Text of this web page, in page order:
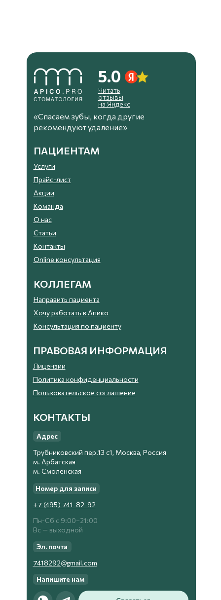
5.0
«Спасаем зубы, когда другие
рекомендуют удаление»
ПАЦИЕНТАМ
Услуги
Прайс-лист
Акции
Консультация по пациенту
Хочу работать в Апико
Направить пациента
КОЛЛЕГАМ
ПРАВОВАЯ ИНФОРМАЦИЯ
КОНТАКТЫ
Лицензии
Политика конфиденциальности
Пользовательское соглашение
Трубниковский пер.13 с1, Москва, Россия
м. Арбатская
м. Смоленская
Команда
+7 (495) 741-82-92
Пн-Сб с 9:00−21:00
Вс — выходной
О нас
Статьи
Контакты
Online консультация
Читать
отзывы
на Яндекс
Адрес
Номер для записи
Эл. почта
7418292@gmail.com
Напишите нам